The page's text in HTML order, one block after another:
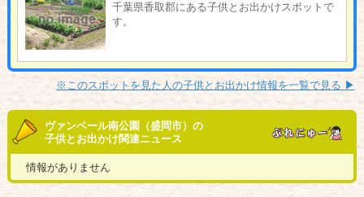
千葉県香取郡にある子供とお出かけスポットで
す。
※このスポットを見た人の子供とお出かけ情報を一覧で見る ▶︎
ヴァンベール南公園（盛岡市）の
子供とお出かけ関連ニュース
情報がありません